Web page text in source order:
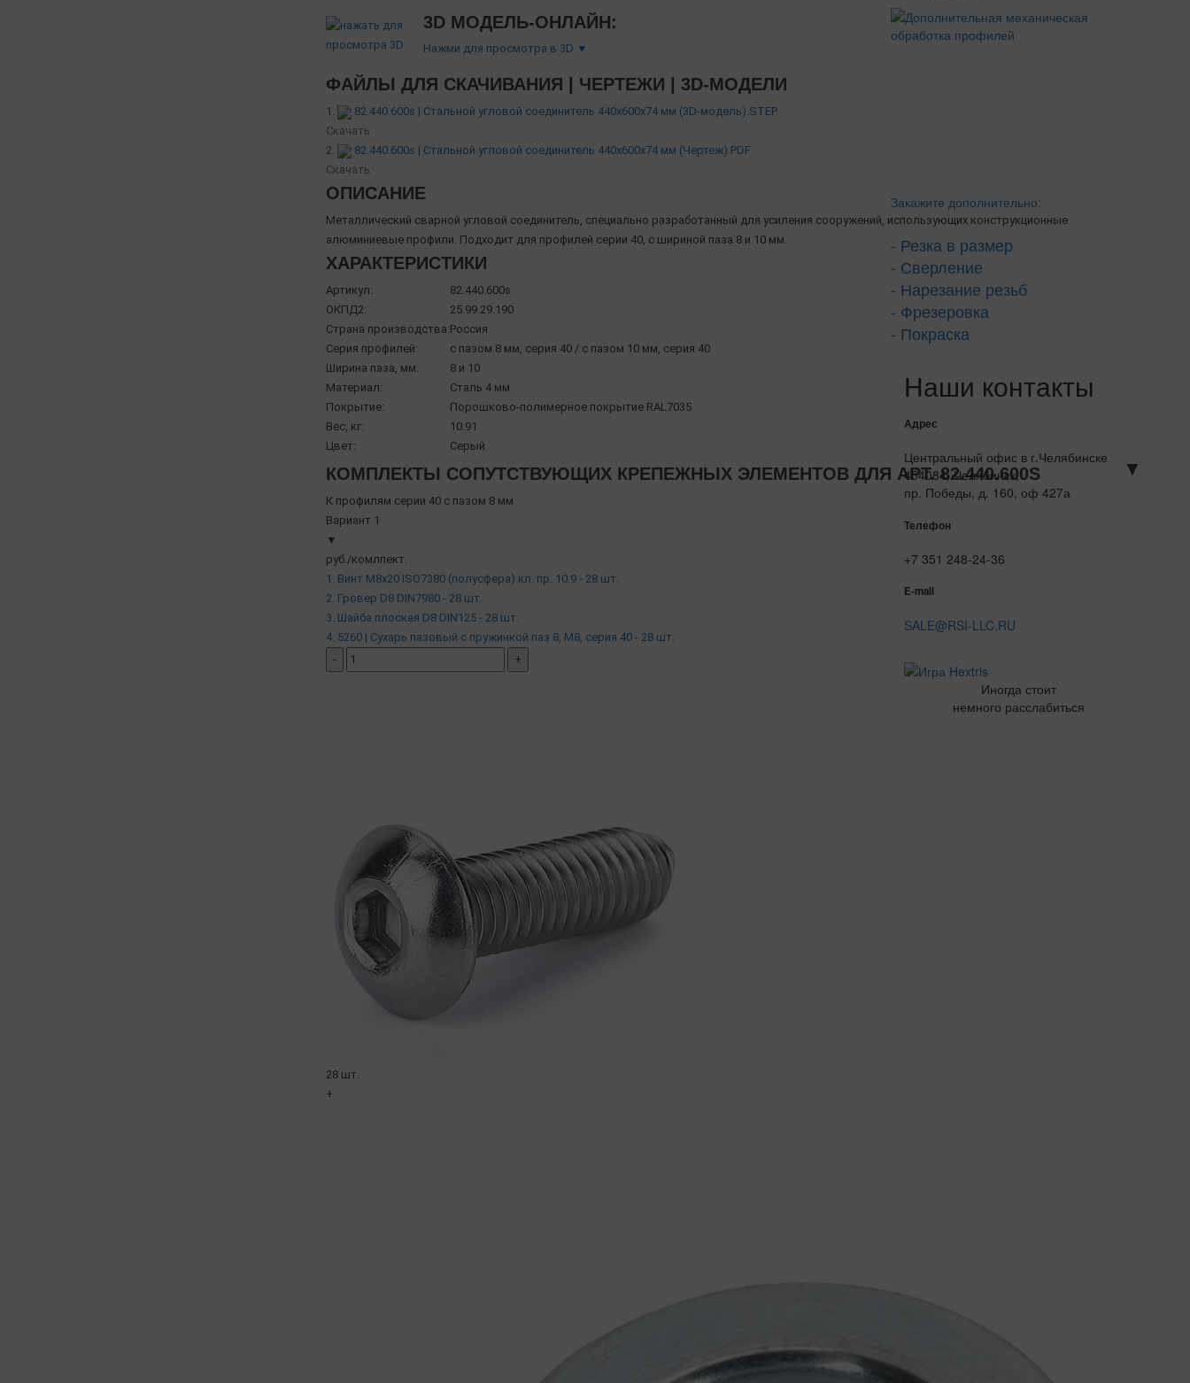
3D МОДЕЛЬ-ОНЛАЙН:
Нажми для просмотра в 3D ▼
ФАЙЛЫ ДЛЯ СКАЧИВАНИЯ | ЧЕРТЕЖИ | 3D-МОДЕЛИ
1.
82.440.600s | Стальной угловой соединитель 440х600х74 мм (3D-модель).STEP
Скачать
2.
82.440.600s | Стальной угловой соединитель 440х600х74 мм (Чертеж).PDF
Скачать
ОПИСАНИЕ
Металлический сварной угловой соединитель, специально разработанный для усиления сооружений, использующих конструкционные
алюминиевые профили. Подходит для профилей серии 40, с шириной паза 8 и 10 мм.
ХАРАКТЕРИСТИКИ
Артикул:
82.440.600s
ОКПД2:
25.99.29.190
Страна производства:Россия
Серия профилей:
с пазом 8 мм, серия 40 / с пазом 10 мм, серия 40
Ширина паза, мм:
8 и 10
Материал:
Сталь 4 мм
Покрытие:
Порошково-полимерное покрытие RAL7035
Вес, кг:
10.91
Цвет:
Серый
КОМПЛЕКТЫ СОПУТСТВУЮЩИХ КРЕПЕЖНЫХ ЭЛЕМЕНТОВ ДЛЯ АРТ. 82.440.600S ▼
К профилям серии 40 с пазом 8 мм
Вариант 1
▼
руб./комлпект.
1. Винт М8х20 ISO7380 (полусфера) кл. пр. 10.9 - 28 шт.
2. Гровер D8 DIN7980 - 28 шт.
3. Шайба плоская D8 DIN125 - 28 шт.
4. 5260 | Сухарь пазовый с пружинкой паз 8, М8, серия 40 - 28 шт.
-
+
28 шт.
+
Закажите дополнительно:
- Резка в размер
- Сверление
- Нарезание резьб
- Фрезеровка
- Покраска
Наши контакты
Адрес
Центральный офис в г.Челябинске
454084, Челябинск,
пр. Победы, д. 160, оф 427а
Телефон
+7 351 248-24-36
E-mail
SALE@RSI-LLC.RU
Иногда стоит
немного расслабиться